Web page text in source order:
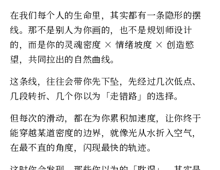
在我们每个人的生命里，其实都有一条隐形的摆
线。那不是别人为你画的，也不是规划师设计
的，而是你的灵魂密度 × 情绪坡度 × 创造慾
望，共同拉出的自然曲线。
这条线，往往会带你先下坠，先经过几次低点、
几段转折、几个你以为「走错路」的选择。
但每次的滑动，都在为你累积加速度，让你终于
能穿越某道密度的边界，就像光从水折入空气，
在最不直的角度，闪现最快的轨迹。